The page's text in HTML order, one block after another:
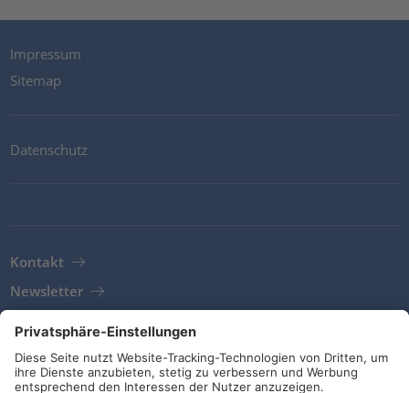
Impressum
Sitemap
Datenschutz
Kontakt
Newsletter
AGB
Richtlinien und Bekentnisse